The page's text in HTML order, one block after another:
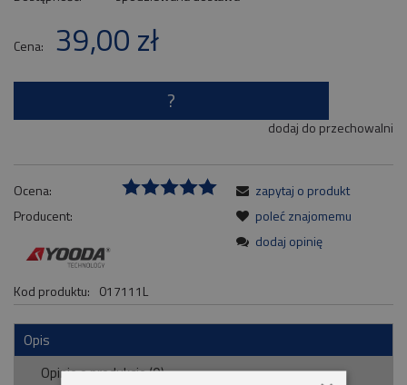
Cena: 39,00 zł
?
dodaj do przechowalni
Ocena:
Producent:
Kod produktu: 017111L
zapytaj o produkt
poleć znajomemu
dodaj opinię
Opis
Opinie o produkcie (0)